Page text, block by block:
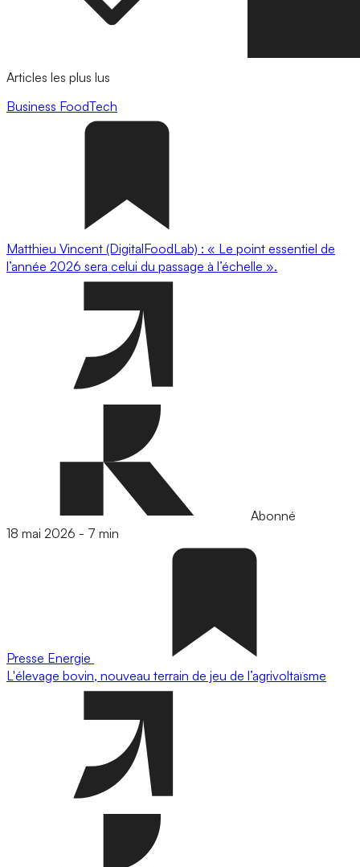
Articles les plus lus
Business FoodTech
Matthieu Vincent (DigitalFoodLab) : « Le point essentiel de
l’année 2026 sera celui du passage à l’échelle ».
Abonné
18 mai 2026 - 7 min
Presse Energie
L'élevage bovin, nouveau terrain de jeu de l’agrivoltaïsme